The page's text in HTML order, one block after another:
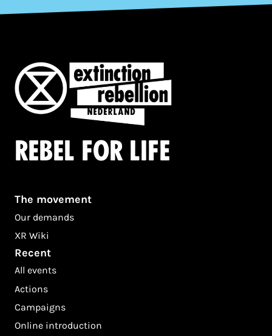
Rebel for life
The movement
Our demands
XR Wiki
Recent
All events
Actions
Campaigns
Online introduction